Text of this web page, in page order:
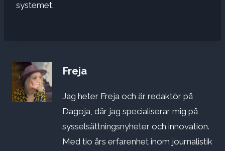
systemet.
Freja
Jag heter Freja och är redaktör på
Dagoja, där jag specialiserar mig på
sysselsättningsnyheter och innovation.
Med tio års erfarenhet inom journalistik